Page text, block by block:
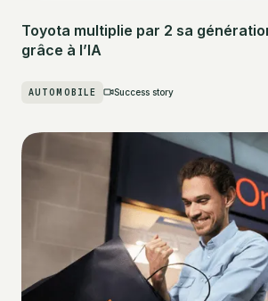
Toyota multiplie par 2 sa
grâce à l’IA
AUTOMOBILE Success story